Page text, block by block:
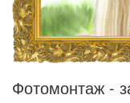
Фотомонтаж -